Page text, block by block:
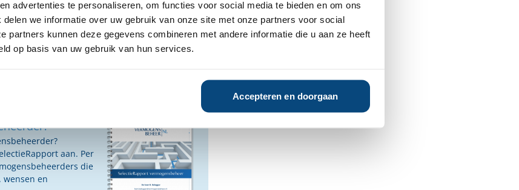
advertenties te personaliseren, om functies voor social media te bieden en om ons
we informatie over uw gebruik van onze site met onze partners voor social
partners kunnen deze gegevens combineren met andere informatie die u aan ze heeft
op basis van uw gebruik van hun services.
Accepteren en doorgaan
rapporten gratis
Duisenburgh.
aan. Per
die
en